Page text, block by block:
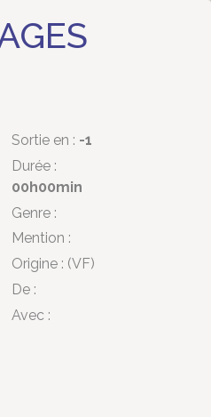
Sortie en : -1
Durée :
00h00min
Genre :
Mention :
Origine : (VF)
De :
Avec :